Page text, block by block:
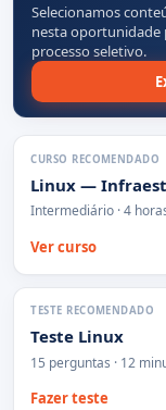
Selecionamos
nesta oportunidade
processo seletivo.
CURSO RECOMENDADO
Linux —
Intermediário · 4
Ver curso
TESTE RECOMENDADO
Teste Linux
15 perguntas · 12
Fazer teste